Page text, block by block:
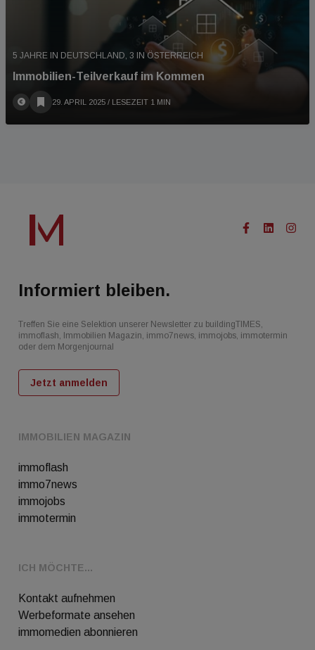
5 JAHRE IN DEUTSCHLAND, 3 IN ÖSTERREICH
Immobilien-Teilverkauf im Kommen
29. APRIL 2025 / LESEZEIT 1 MIN
IMMOBILIEN MAGAZIN
immoflash
immo7news
immojobs
immotermin
ICH MÖCHTE...
Kontakt aufnehmen
Werbeformate ansehen
immomedien abonnieren
Informiert bleiben.
Treffen Sie eine Selektion unserer Newsletter zu buildingTIMES,
immoflash, Immobilien Magazin, immo7news, immojobs, immotermin
oder dem Morgenjournal
Jetzt anmelden